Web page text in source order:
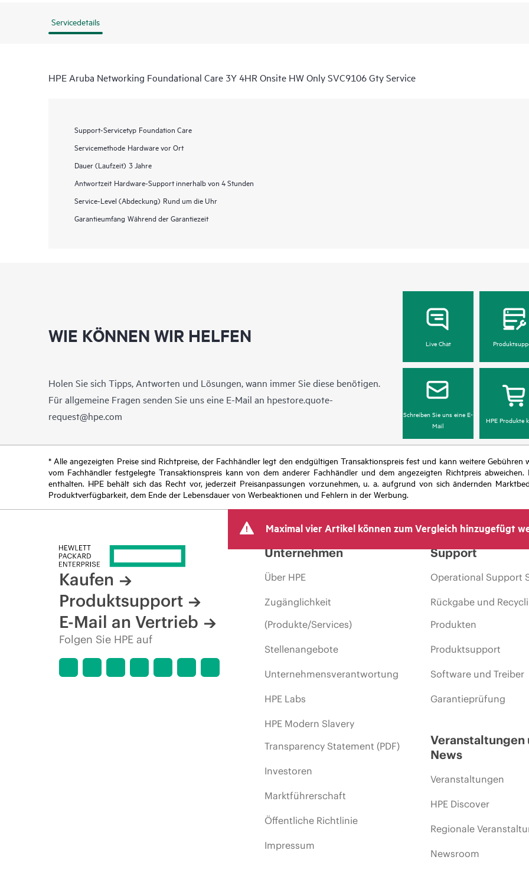
Servicedetails
HPE Aruba Networking Foundational Care 3Y 4HR Onsite HW Only SVC9106 Gty Service
Support-Servicetyp Foundation Care
Servicemethode Hardware vor Ort
Dauer (Laufzeit) 3 Jahre
Antwortzeit Hardware-Support innerhalb von 4 Stunden
Service-Level (Abdeckung) Rund um die Uhr
Garantieumfang Während der Garantiezeit
WIE KÖNNEN WIR HELFEN
Holen Sie sich Tipps, Antworten und Lösungen, wann immer Sie diese benötigen.
Für allgemeine Fragen senden Sie uns eine E-Mail an hpestore.quote-
request@hpe.com
Live Chat
Schreiben Sie uns eine E-
Mail
HPE Produkte
* Alle angezeigten Preise sind Richtpreise, der Fachhändler legt den endgültigen Transaktionspreis fest und kann weitere
vom Fachhändler festgelegte Transaktionspreis kann von dem anderer Fachhändler und dem angezeigten Richtpreis
enthalten. HPE behält sich das Recht vor, jederzeit Preisanpassungen vorzunehmen, u. a. aufgrund von sich ändernden
Produktverfügbarkeit, dem Ende der Lebensdauer von Werbeaktionen und Fehlern in der Werbung.
Maximal vier Artikel können zum Vergleich hinzugefügt
Kaufen
Produktsupport
E-Mail an Vertrieb
Folgen Sie HPE auf
Unternehmen
Über HPE
Zugänglichkeit
(Produkte/Services)
Stellenangebote
Unternehmensverantwortung
HPE Labs
HPE Modern Slavery
Transparency Statement (PDF)
Investoren
Marktführerschaft
Öffentliche Richtlinie
Impressum
Support
Operational Support
Rückgabe und
Produkten
Produktsupport
Software und Treiber
Garantieprüfung
Veranstaltungen
News
Veranstaltungen
HPE Discover
Regionale
Newsroom